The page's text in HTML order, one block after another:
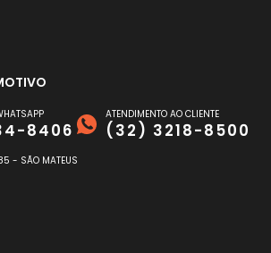
8406
ATENDIMENTO AO CLIENTE
(32) 3218-8500
- SÃO MATEUS